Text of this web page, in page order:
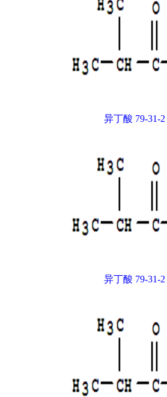
异丁酸 79-31-2
异丁酸 79-31-2